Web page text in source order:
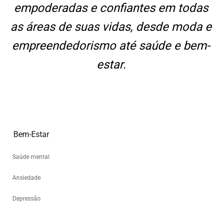
empoderadas e confiantes em todas
as áreas de suas vidas, desde moda e
empreendedorismo até saúde e bem-
estar.
Bem-Estar
Saúde mental
Ansiedade
Depressão